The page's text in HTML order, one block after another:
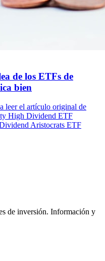
de los ETFs de
bien
leer el artículo original de
High Dividend ETF
Aristocrats ETF
de inversión. Información y